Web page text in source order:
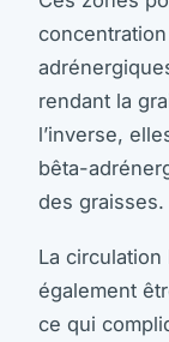
rendant la
l’inverse,
bêta-
des graisses.
La
également
ce qui